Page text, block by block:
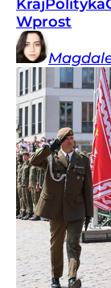
KrajPolityka
Wprost